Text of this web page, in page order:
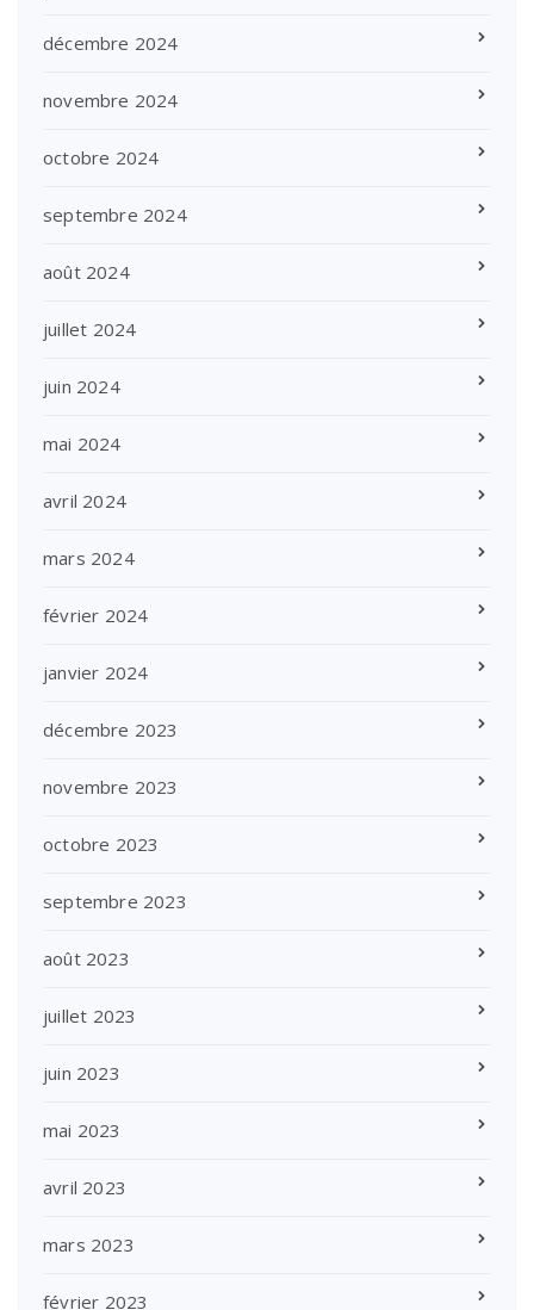
décembre 2024
novembre 2024
octobre 2024
septembre 2024
août 2024
juillet 2024
juin 2024
mai 2024
avril 2024
mars 2024
février 2024
janvier 2024
décembre 2023
novembre 2023
octobre 2023
septembre 2023
août 2023
juillet 2023
juin 2023
mai 2023
avril 2023
mars 2023
février 2023